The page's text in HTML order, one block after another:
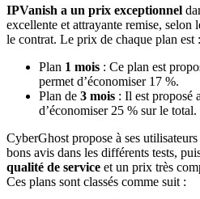
IPVanish a un prix exceptionnel
excellente et attrayante remise,
le contrat. Le prix de chaque plan est :
Plan 1 mois : Ce plan est
permet d’économiser 17 %.
Plan de 3 mois : Il est proposé
d’économiser 25 % sur le total.
CyberGhost propose à ses
bons avis dans les différents tests,
qualité de service et un prix très
Ces plans sont classés comme suit :